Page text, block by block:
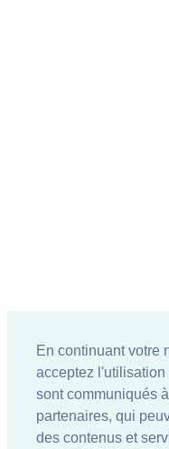
En continuant votre
acceptez
sont communiqués
partenaires, qui
des contenus et